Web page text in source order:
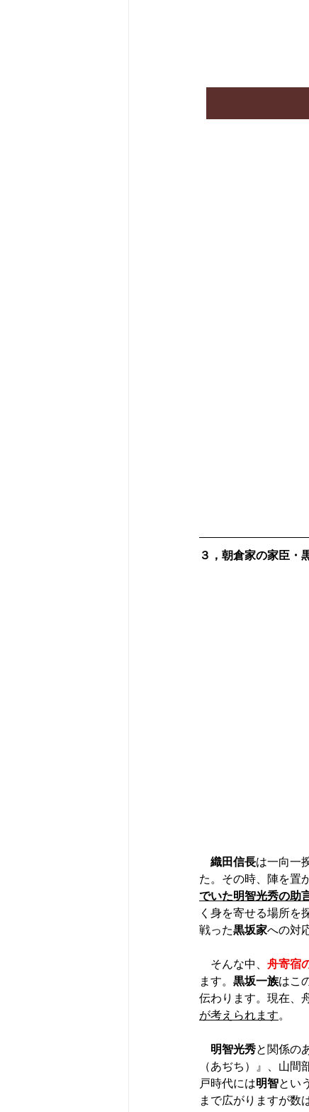
３，朝倉家の家臣・
織田信長は一向一
た。その時、陣を置
でいた明智光秀の助
く身を寄せる場所を
戦った黒坂家への対
そんな中、 舟寄宿
ます。 黒坂一族はこ
伝わります。現在、
が考えられます。
明智光秀と関係の
（あぢち）』、山間
戸時代には明智とい
まで広がりますが数